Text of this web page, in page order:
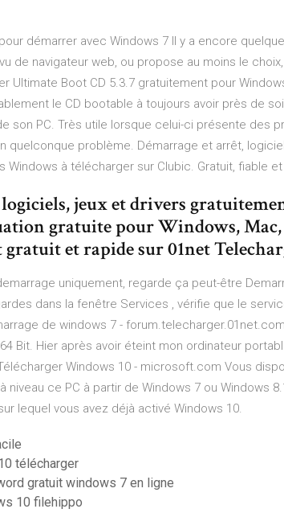
démarrer avec Windows 7 Il y a encore
de navigateur web, ou propose au moins le
Ultimate Boot CD 5.3.7 gratuitement pour
le CD bootable à toujours avoir près de
son PC. Très utile lorsque celui-ci présente des
quelconque problème. Démarrage et arrêt,
Windows à télécharger sur Clubic. Gratuit, fiable
logiciels, jeux et drivers
gratuite pour Windows,
et rapide sur 01net
uniquement, regarde ça peut-être
dans la fenêtre Services , vérifie que le
de windows 7 -
Bit. Hier après avoir éteint mon ordinateur
Windows 10 - microsoft.com Vous
niveau ce PC à partir de Windows 7 ou Windows
lequel vous avez déjà activé Windows 10.
télécharger
gratuit windows 7 en ligne
10 filehippo